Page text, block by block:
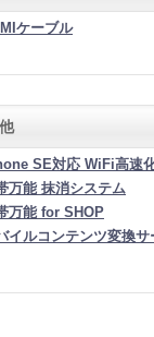
ケーブル
SE対応 WiFi高速
万能 抹消システム
万能 for SHOP
イルコンテンツ変換サ